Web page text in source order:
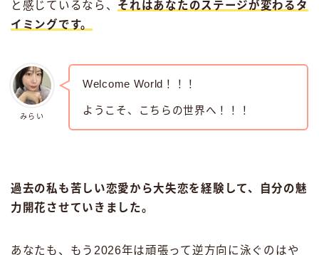
と感じているなら、 それはあなたのステージが変わるタ
イミングです。
みらい
Welcome World！！！
ようこそ、こちらの世界へ！！！
過去の私も苦しい恋愛から大失恋を経験して、自分の魅
力開花させていきました。
あなたも、もう2026年は頑張って逆方向に泳ぐのはや